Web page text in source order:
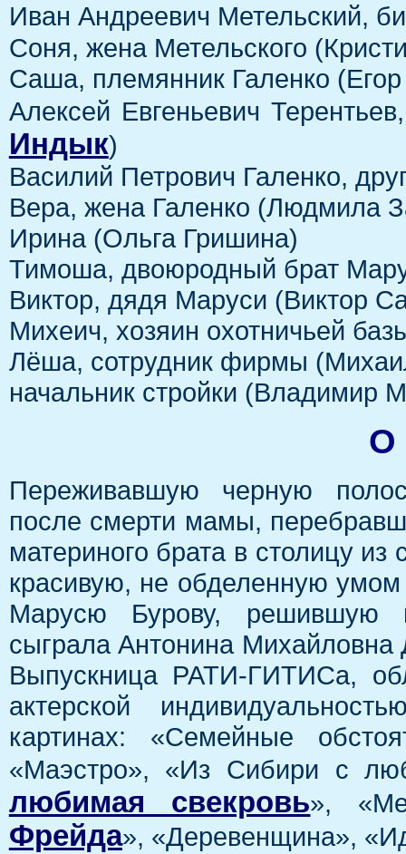
Иван Андреевич Метельский,
Соня, жена Метельского
Саша, племянник Галенко (Егор
Алексей Евгеньевич
Индык)
Василий Петрович Галенко,
Вера, жена Галенко (Людмила
Ирина (Ольга Гришина)
Тимоша, двоюродный брат
Виктор, дядя Маруси (Виктор
Михеич, хозяин охотничьей
Лёша, сотрудник фирмы
начальник стройки (Владимир
О
Переживавшую черную
после смерти мамы,
материного брата в столицу из
красивую, не обделенную
Марусю Бурову, решившую
сыграла Антонина
Выпускница РАТИ-ГИТИСа,
актерской
картинах: «Семейные
«Маэстро», «Из Сибири с
любимая свекровь»,
Фрейда», «Деревенщина»,